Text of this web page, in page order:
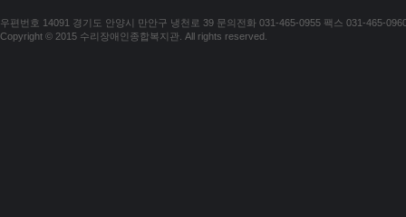
우편번호 14091 경기도 안양시 만안구 냉천로 39 문의전화 031-465-0955 팩스 031-465-
Copyright © 2015 수리장애인종합복지관. All rights reserved.